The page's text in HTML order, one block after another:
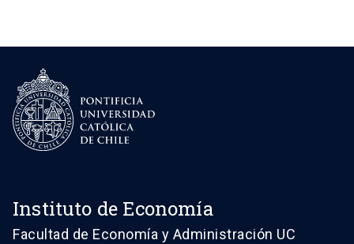
Instituto de Economía
Facultad de Economía y Administración UC